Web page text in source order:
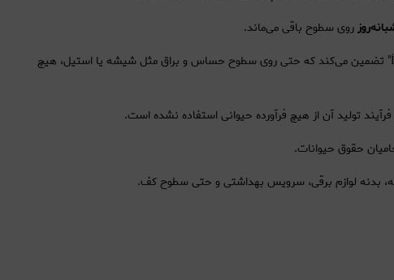
روی سطوح باقی می‌ماند.
فرمول "İz Bırakmayan" تضمین می‌کند که حتی روی سطوح حساس و براق مثل شیشه یا استیل، هیچ
تولید آن از هیچ فرآورده حیوانی استفاده نشده است.
حقوق حیوانات.
بدنه لوازم برقی، سرویس بهداشتی و حتی سطوح کف.